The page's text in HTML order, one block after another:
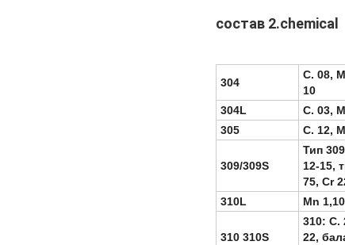
состав 2.chemical
304
C. 08,
10
304L C. 03,
305
C. 12,
309/309S
Тип
12-15,
75, Cr
310L Mn
310 310S
310: C.
22,